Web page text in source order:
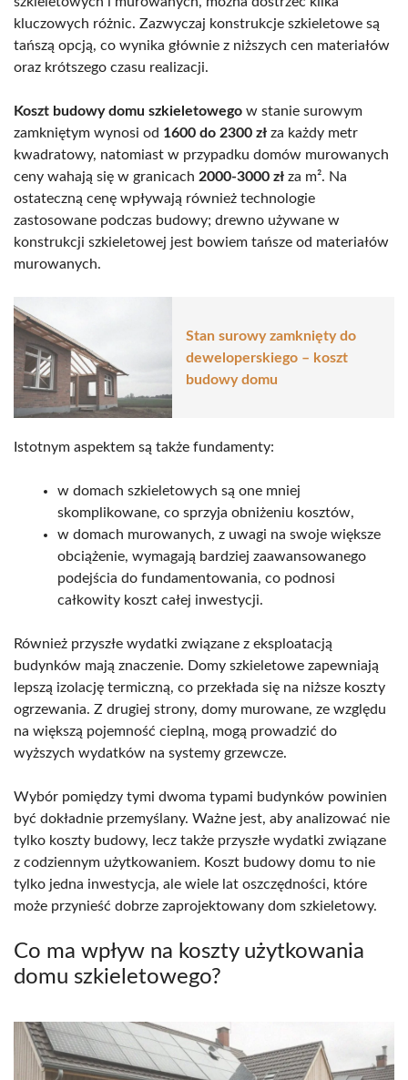
kluczowych różnic. Zazwyczaj konstrukcje szkieletowe są
tańszą opcją, co wynika głównie z niższych cen materiałów
oraz krótszego czasu realizacji.
Koszt budowy domu szkieletowego w stanie surowym
zamkniętym wynosi od 1600 do 2300 zł za każdy metr
kwadratowy, natomiast w przypadku domów murowanych
ceny wahają się w granicach 2000-3000 zł za m². Na
ostateczną cenę wpływają również technologie
zastosowane podczas budowy; drewno używane w
konstrukcji szkieletowej jest bowiem tańsze od materiałów
murowanych.
Stan surowy zamknięty do
deweloperskiego – koszt
budowy domu
Istotnym aspektem są także fundamenty:
w domach szkieletowych są one mniej
skomplikowane, co sprzyja obniżeniu kosztów,
w domach murowanych, z uwagi na swoje większe
obciążenie, wymagają bardziej zaawansowanego
podejścia do fundamentowania, co podnosi
całkowity koszt całej inwestycji.
Również przyszłe wydatki związane z eksploatacją
budynków mają znaczenie. Domy szkieletowe zapewniają
lepszą izolację termiczną, co przekłada się na niższe koszty
ogrzewania. Z drugiej strony, domy murowane, ze względu
na większą pojemność cieplną, mogą prowadzić do
wyższych wydatków na systemy grzewcze.
Wybór pomiędzy tymi dwoma typami budynków powinien
być dokładnie przemyślany. Ważne jest, aby analizować nie
tylko koszty budowy, lecz także przyszłe wydatki związane
z codziennym użytkowaniem. Koszt budowy domu to nie
tylko jedna inwestycja, ale wiele lat oszczędności, które
może przynieść dobrze zaprojektowany dom szkieletowy.
Co ma wpływ na koszty użytkowania
domu szkieletowego?